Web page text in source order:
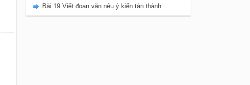
Bài 19 Viết đoạn văn nêu ý kiến tán thành một sự việc, hiện tượng (Bài viết số 1) trang 100 SGK Tiếng Việt 5 Kết nối tri thức tập 2